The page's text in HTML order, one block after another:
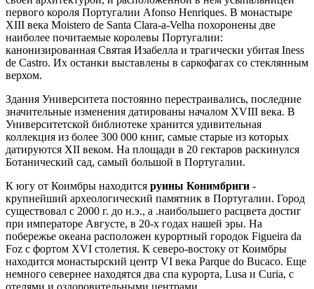
первого короля Португалии Afonso Henriques. В монастыре
XIII века Moistero de Santa Clara-a-Velha похоронены две
наиболее почитаемые королевы Португалии:
канонизированная Святая Изабелла и трагически убитая Iness
de Castro. Их останки выставлены в саркофагах со стеклянным
верхом.
Здания Университета постоянно перестраивались, последние
значительные изменения датированы началом XVIII века. В
Университетской библиотеке хранится удивительная
коллекция из более 300 000 книг, самые старые из которых
датируются XII веком. На площади в 20 гектаров раскинулся
Ботанический сад, самый большой в Португалии.
К югу от Коимбры находится руины Конимбриги -
крупнейший археологический памятник в Португалии. Город
существовал с 2000 г. до н.э., а .наибольшего расцвета достиг
при императоре Августе, в 20-х годах нашей эры. На
побережье океана расположен курортный городок Figueira da
Foz с фортом XVI столетия. К северо-востоку от Коимбры
находится монастырский центр VI века Parque do Bucaco. Еще
немного севернее находятся два спа курорта, Lusa и Curia, с
отелями и оздоровительными центрами.